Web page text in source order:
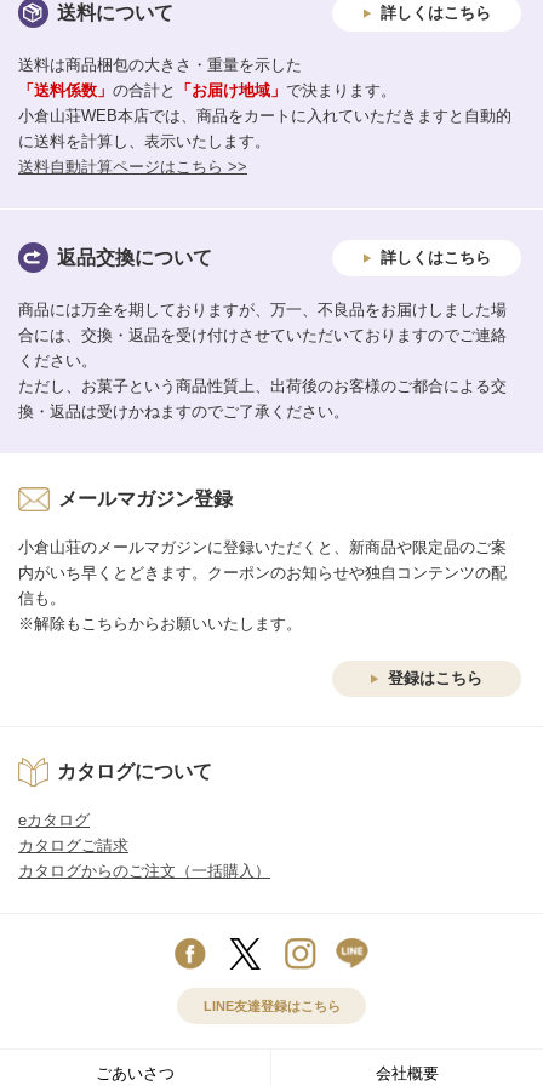
送料について 詳しくはこちら
送料は商品梱包の大きさ・重量を示した
「送料係数」 の合計と 「お届け地域」 で決まります。
小倉山荘WEB本店では、商品をカートに入れていただきますと自動的
に送料を計算し、表示いたします。
送料自動計算ページはこちら >>
返品交換について 詳しくはこちら
商品には万全を期しておりますが、万一、不良品をお届けしました場
合には、交換・返品を受け付けさせていただいておりますのでご連絡
ください。
ただし、お菓子という商品性質上、出荷後のお客様のご都合による交
換・返品は受けかねますのでご了承ください。
メールマガジン登録
小倉山荘のメールマガジンに登録いただくと、新商品や限定品のご案
内がいち早くとどきます。クーポンのお知らせや独自コンテンツの配
信も。
※解除もこちらからお願いいたします。
登録はこちら
カタログについて
eカタログ
カタログご請求
カタログからのご注文（一括購入）
LINE友達登録はこちら
ごあいさつ 会社概要